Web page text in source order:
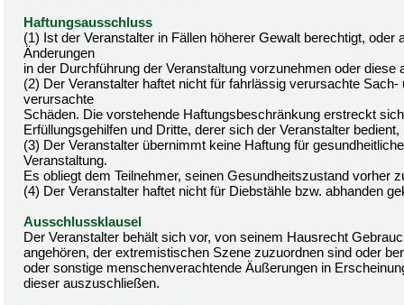
Haftungsausschluss
(1) Ist der Veranstalter in Fällen höherer Gewalt berechtigt,
Änderungen
in der Durchführung der Veranstaltung vorzunehmen oder
(2) Der Veranstalter haftet nicht für fahrlässig verursachte
verursachte
Schäden. Die vorstehende Haftungsbeschränkung erstreckt
Erfüllungsgehilfen und Dritte, derer sich der Veranstalter
(3) Der Veranstalter übernimmt keine Haftung für
Veranstaltung.
Es obliegt dem Teilnehmer, seinen Gesundheitszustand vorher
(4) Der Veranstalter haftet nicht für Diebstähle bzw. abhanden
Ausschlussklausel
Der Veranstalter behält sich vor, von seinem Hausrecht
angehören, der extremistischen Szene zuzuordnen sind oder
oder sonstige menschenverachtende Äußerungen in
dieser auszuschließen.